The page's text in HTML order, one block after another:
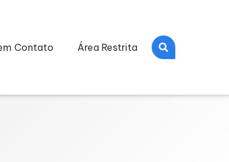
Contato Área Restrita